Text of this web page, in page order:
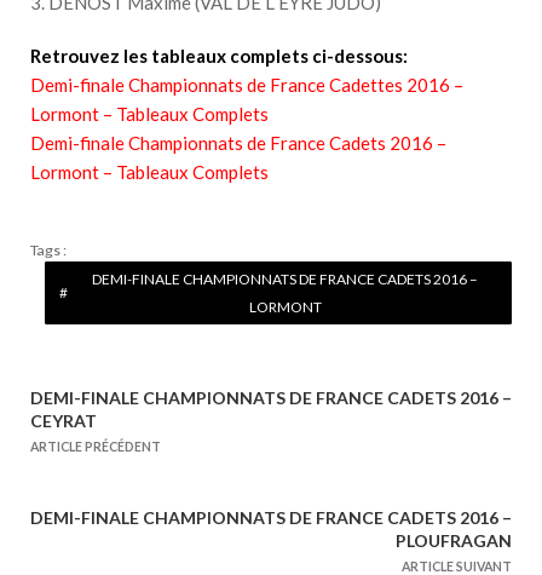
Retrouvez les tableaux complets ci-dessous:
Demi-finale Championnats de France Cadettes 2016 –
Lormont – Tableaux Complets
Demi-finale Championnats de France Cadets 2016 –
Lormont – Tableaux Complets
Tags :
DEMI-FINALE CHAMPIONNATS DE FRANCE CADETS 2016 –
LORMONT
N
a
i
DEMI-FINALE CHAMPIONNATS DE FRANCE CADETS 2016 –
CEYRAT
ARTICLE PRÉCÉDENT
DEMI-FINALE CHAMPIONNATS DE FRANCE CADETS 2016 –
PLOUFRAGAN
ARTICLE SUIVANT